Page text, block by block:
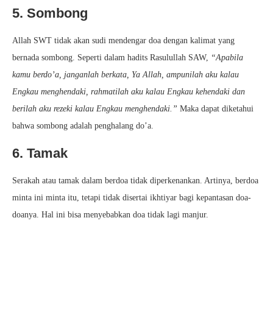
5. Sombong
Allah SWT tidak akan sudi mendengar doa dengan kalimat yang
bernada sombong. Seperti dalam hadits Rasulullah SAW, “Apabila
kamu berdo’a, janganlah berkata, Ya Allah, ampunilah aku kalau
Engkau menghendaki, rahmatilah aku kalau Engkau kehendaki dan
berilah aku rezeki kalau Engkau menghendaki.” Maka dapat diketahui
bahwa sombong adalah penghalang do’a.
6. Tamak
Serakah atau tamak dalam berdoa tidak diperkenankan. Artinya, berdoa
minta ini minta itu, tetapi tidak disertai ikhtiyar bagi kepantasan doa-
doanya. Hal ini bisa menyebabkan doa tidak lagi manjur.